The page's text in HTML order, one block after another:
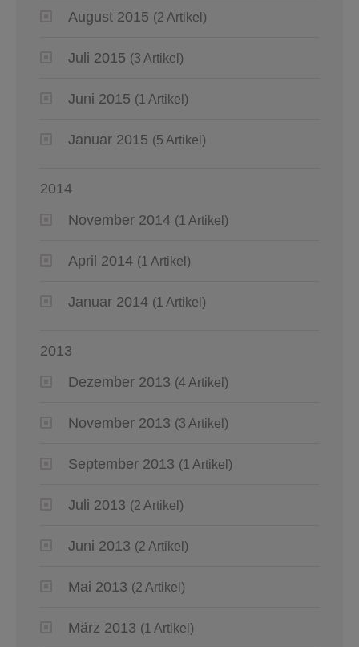
August 2015 (2 Artikel)
Juli 2015 (3 Artikel)
Juni 2015 (1 Artikel)
Januar 2015 (5 Artikel)
2014
November 2014 (1 Artikel)
April 2014 (1 Artikel)
Januar 2014 (1 Artikel)
2013
Dezember 2013 (4 Artikel)
November 2013 (3 Artikel)
September 2013 (1 Artikel)
Juli 2013 (2 Artikel)
Juni 2013 (2 Artikel)
Mai 2013 (2 Artikel)
März 2013 (1 Artikel)